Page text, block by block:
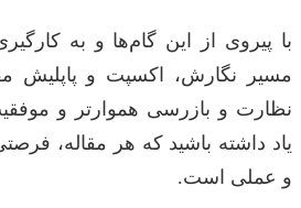
با پیروی از این گام‌ها و به
مسیر نگارش، اکسپت و پاپلیش
نظارت و بازرسی هموارتر و
یاد داشته باشید که هر مقاله،
و عملی است.